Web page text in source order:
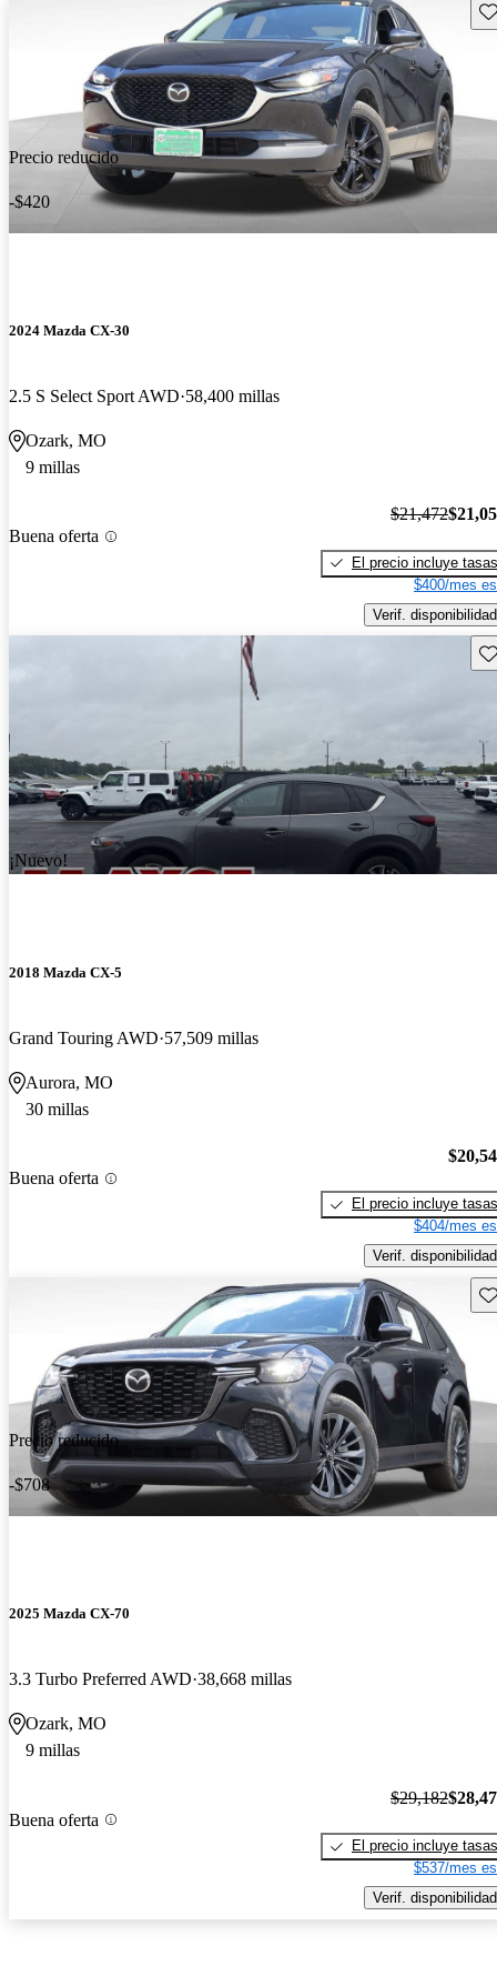
Precio reducido
-$420
2024 Mazda CX-30
2.5 S Select Sport AWD 58,400 millas
Ozark, MO
9 millas
Buena oferta
$21,472
El precio incluye tasas
$400/mes
Verif. disponibilidad
¡Nuevo!
2018 Mazda CX-5
Grand Touring AWD 57,509 millas
Aurora, MO
30 millas
Buena oferta
El precio incluye tasas
$404/mes
Verif. disponibilidad
Precio reducido
-$708
2025 Mazda CX-70
3.3 Turbo Preferred AWD 38,668 millas
Ozark, MO
9 millas
Buena oferta
$29,182
El precio incluye tasas
$537/mes
Verif. disponibilidad